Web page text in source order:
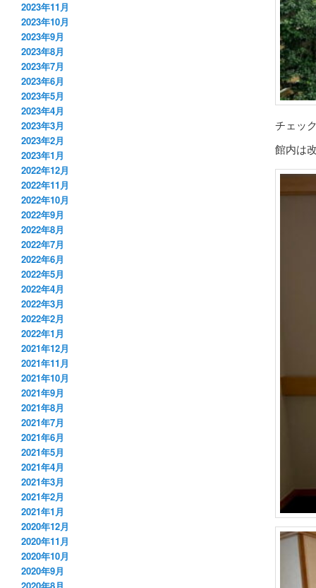
チェッ
館内は
2023年11月
2023年10月
2023年9月
2023年8月
2023年7月
2023年6月
2023年5月
2023年4月
2023年3月
2023年2月
2023年1月
2022年12月
2022年11月
2022年10月
2022年9月
2022年8月
2022年7月
2022年6月
2022年5月
2022年4月
2022年3月
2022年2月
2022年1月
2021年12月
2021年11月
2021年10月
2021年9月
2021年8月
2021年7月
2021年6月
2021年5月
2021年4月
2021年3月
2021年2月
2021年1月
2020年12月
2020年11月
2020年10月
2020年9月